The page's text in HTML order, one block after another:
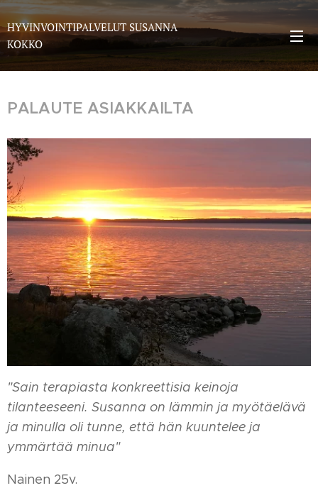
HYVINVOINTIPALVELUT SUSANNA
KOKKO
PALAUTE ASIAKKAILTA
"Sain terapiasta konkreettisia keinoja
tilanteeseeni. Susanna on lämmin ja myötäelävä
ja minulla oli tunne, että hän kuuntelee ja
ymmärtää minua"
Nainen 25v.